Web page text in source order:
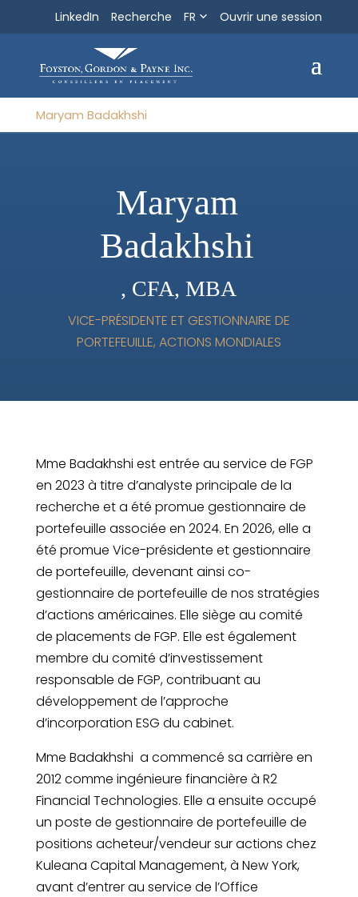
Recherche
LinkedIn Recherche FR Ouvrir une session
Maryam Badakhshi
Maryam
Badakhshi
, CFA, MBA
VICE-PRÉSIDENTE ET GESTIONNAIRE DE
PORTEFEUILLE, ACTIONS MONDIALES
Mme Badakhshi est entrée au service de FGP
en 2023 à titre d’analyste principale de la
recherche et a été promue gestionnaire de
portefeuille associée en 2024. En 2026, elle a
été promue Vice-présidente et gestionnaire
de portefeuille, devenant ainsi co-
gestionnaire de portefeuille de nos stratégies
d’actions américaines. Elle siège au comité
de placements de FGP. Elle est également
membre du comité d’investissement
responsable de FGP, contribuant au
développement de l’approche
d’incorporation ESG du cabinet.
Mme Badakhshi a commencé sa carrière en
2012 comme ingénieure financière à R2
Financial Technologies. Elle a ensuite occupé
un poste de gestionnaire de portefeuille de
positions acheteur/vendeur sur actions chez
Kuleana Capital Management, à New York,
avant d’entrer au service de l’Office